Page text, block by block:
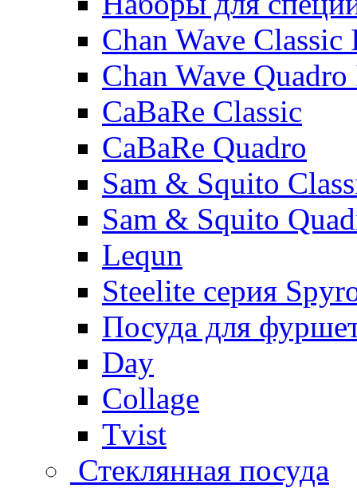
Chan Wave
Chan Wave
CaBaRe Classic
CaBaRe Quadro
Sam & Squito
Sam & Squito
Lequn
Steelite серия
Посуда для
Day
Collage
Tvist
Стеклянная посуда